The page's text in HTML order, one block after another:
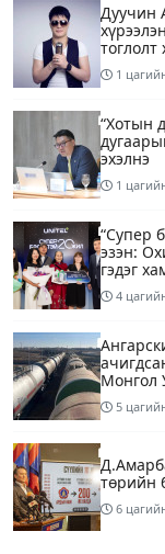
Дуучин
1
“Хотын
эхэлнэ
1
“Супер
эзэн:
гэдэг
4
Монгол
5
төрийн
6